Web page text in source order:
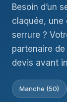
Besoin d’un
claquée, une
serrure ?
partenaire
devis avant
Manche (50)